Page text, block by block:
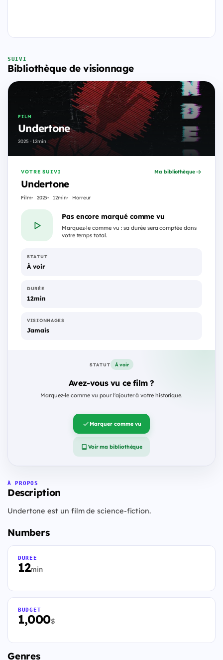
SUIVI
Bibliothèque de visionnage
FILM
Undertone
2025 · 12min
VOTRE SUIVI
Undertone
Film 2025 12min Horreur
Ma bibliothèque
Pas encore marqué comme vu
Marquez-le comme vu : sa durée sera comptée dans
votre temps total.
STATUT
À voir
DURÉE
12min
VISIONNAGES
Jamais
STATUT À voir
Avez-vous vu ce film ?
Marquez-le comme vu pour l'ajouter à votre historique.
Marquer comme vu
Voir ma bibliothèque
À PROPOS
Description
Undertone est un film de science-fiction.
Numbers
12min
DURÉE
1,000$
BUDGET
Genres